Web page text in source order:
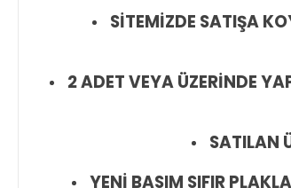
SİTEMİZDE SATIŞA
2 ADET VEYA ÜZERİNDE
SATILAN
YENİ BASIM SIFIR